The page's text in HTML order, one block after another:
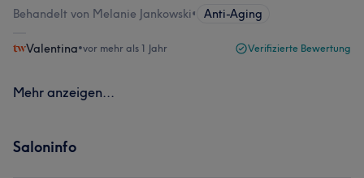
Behandelt von Melanie Jankowski• Anti-Aging
Valentina•vor mehr als 1 Jahr Verifizierte Bewertung
Mehr anzeigen...
Saloninfo